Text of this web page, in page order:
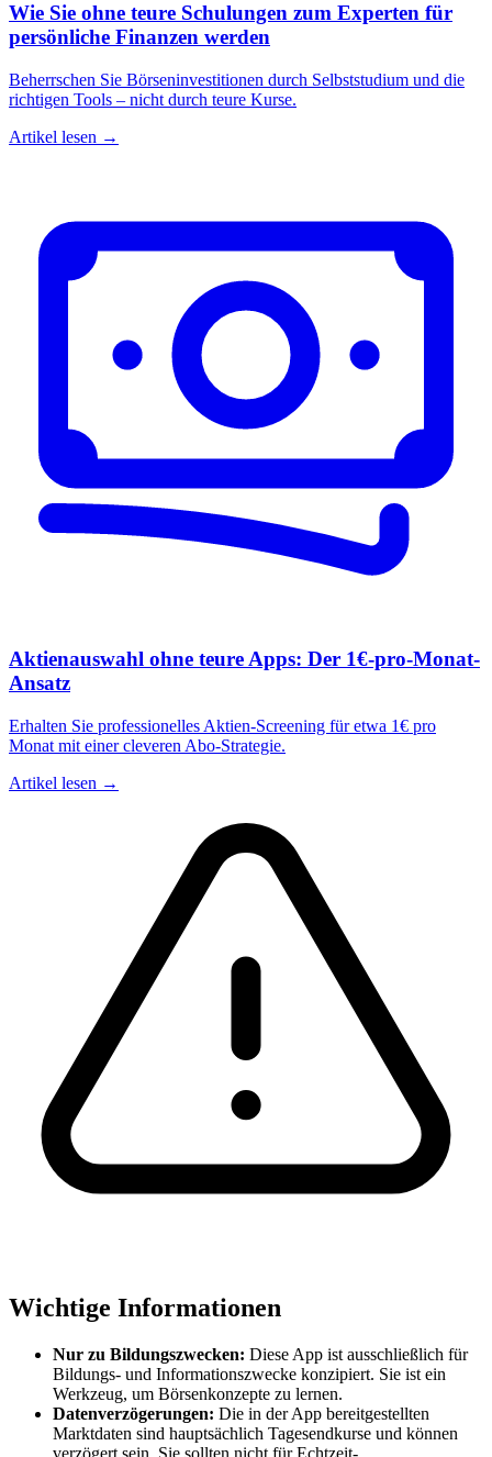
Wie Sie ohne teure Schulungen zum Experten für
persönliche Finanzen werden
Beherrschen Sie Börseninvestitionen durch Selbststudium und die
richtigen Tools – nicht durch teure Kurse.
Artikel lesen →
Aktienauswahl ohne teure Apps: Der 1€-pro-Monat-
Ansatz
Erhalten Sie professionelles Aktien-Screening für etwa 1€ pro
Monat mit einer cleveren Abo-Strategie.
Artikel lesen →
Wichtige Informationen
Nur zu Bildungszwecken: Diese App ist ausschließlich für
Bildungs- und Informationszwecke konzipiert. Sie ist ein
Werkzeug, um Börsenkonzepte zu lernen.
Datenverzögerungen: Die in der App bereitgestellten
Marktdaten sind hauptsächlich Tagesendkurse und können